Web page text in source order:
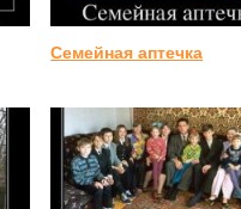
Семейная аптечка